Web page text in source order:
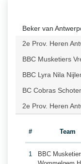
Beker van
2e Prov. Heren
BBC Musketiers
BBC Lyra Nila
BC Cobras
2e Prov. Heren
# Team
1
BBC